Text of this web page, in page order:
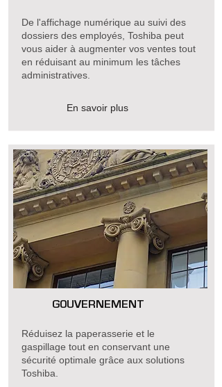
De l'affichage numérique au suivi des
dossiers des employés, Toshiba peut
vous aider à augmenter vos ventes tout
en réduisant au minimum les tâches
administratives.
En savoir plus
GOUVERNEMENT
Réduisez la paperasserie et le
gaspillage tout en conservant une
sécurité optimale grâce aux solutions
Toshiba.